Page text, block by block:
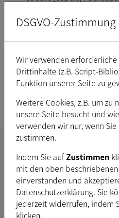
Polarsens-
OEM-
DSGVO-Zustimmung
Wir verwenden erforderliche
Drittinhalte (z.B. Script-
Funktion unserer Seite zu
Weitere Cookies, z.B. um zu
unsere Seite besucht und
verwenden wir nur, wenn
zustimmen.
Indem Sie aufZustimmen
mit den oben
einverstanden und
Datenschutzerklärung. Sie
jederzeit widerrufen, indem
klicken.